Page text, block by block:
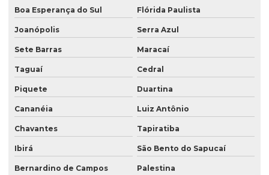
Boa Esperança do Sul Flórida Paulista
Joanópolis Serra Azul
Sete Barras Maracaí
Taguaí Cedral
Piquete Duartina
Cananéia Luiz Antônio
Chavantes Tapiratiba
Ibirá São Bento do Sapucaí
Bernardino de Campos Palestina